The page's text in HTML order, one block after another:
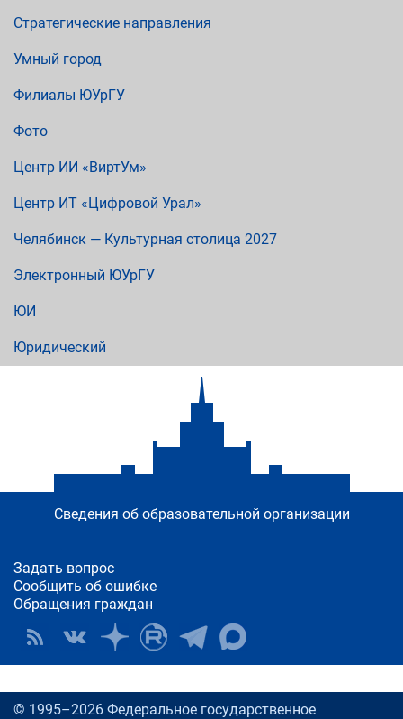
Стратегические направления
Умный город
Филиалы ЮУрГУ
Фото
Центр ИИ «ВиртУм»
Центр ИТ «Цифровой Урал»
Челябинск — Культурная столица 2027
Электронный ЮУрГУ
ЮИ
Юридический
Сведения об образовательной организации
Задать вопрос
Сообщить об ошибке
Обращения граждан
© 1995–2026 Федеральное государственное